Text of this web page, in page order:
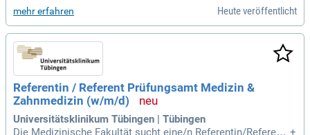
r tägliche Fahrten. Du arbeitest eigenverantwortlich, struktur
iert und empathtisch mit pflegebedürftigen Menschen. Mod
ernste digitale Prozesse und dein Interesse an Prothetik, Ch
irurgie sowie Parodontologie runden dein Profil ab. Entschei
de dich für ein Arbeitsmodell in Voll- oder Teilzeit – plus ein
en Dienstwagen zur privaten Nutzung.
mehr erfahren Heute veröffentlicht
Referentin / Referent Prüfungsamt Medizin &
Zahnmedizin (w/m/d)
Universitätsklinikum Tübingen | Tübingen
Die Medizinische Fakultät sucht eine/n Referentin/Referent +